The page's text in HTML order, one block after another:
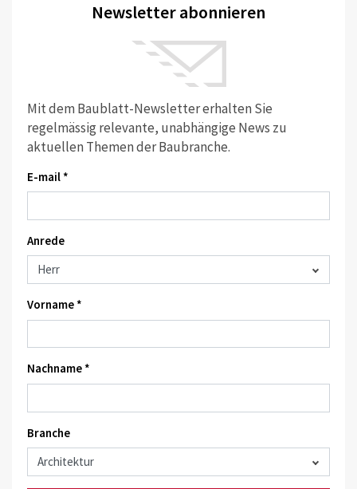
Newsletter abonnieren
Mit dem Baublatt-Newsletter erhalten Sie
regelmässig relevante, unabhängige News zu
aktuellen Themen der Baubranche.
E-mail *
Anrede
Vorname *
Nachname *
Branche